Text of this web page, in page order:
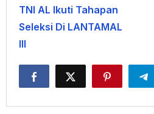
TNI AL Ikuti Tahapan
Seleksi Di LANTAMAL
III